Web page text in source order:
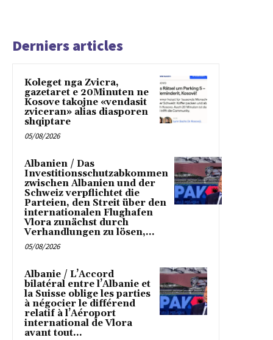
Derniers articles
Koleget nga Zvicra,
gazetaret e 20Minuten ne
Kosove takojne «vendasit
zviceran» alias diasporen
shqiptare
05/08/2026
Albanien / Das
Investitionsschutzabkommen
zwischen Albanien und der
Schweiz verpflichtet die
Parteien, den Streit über den
internationalen Flughafen
Vlora zunächst durch
Verhandlungen zu lösen,...
05/08/2026
Albanie / L’Accord
bilatéral entre l’Albanie et
la Suisse oblige les parties
à négocier le différend
relatif à l’Aéroport
international de Vlora
avant tout...